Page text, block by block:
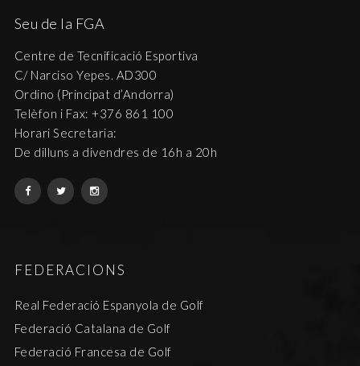
Seu de la FGA
Centre de Tecnificació Esportiva
C/ Narciso Yepes. AD300
Ordino (Principat d’Andorra)
Telèfon i Fax: +376 861 100
Horari Secretaria:
De dilluns a divendres de 16h a 20h
FEDERACIONS
Real Federació Espanyola de Golf
Federació Catalana de Golf
Federació Francesa de Golf